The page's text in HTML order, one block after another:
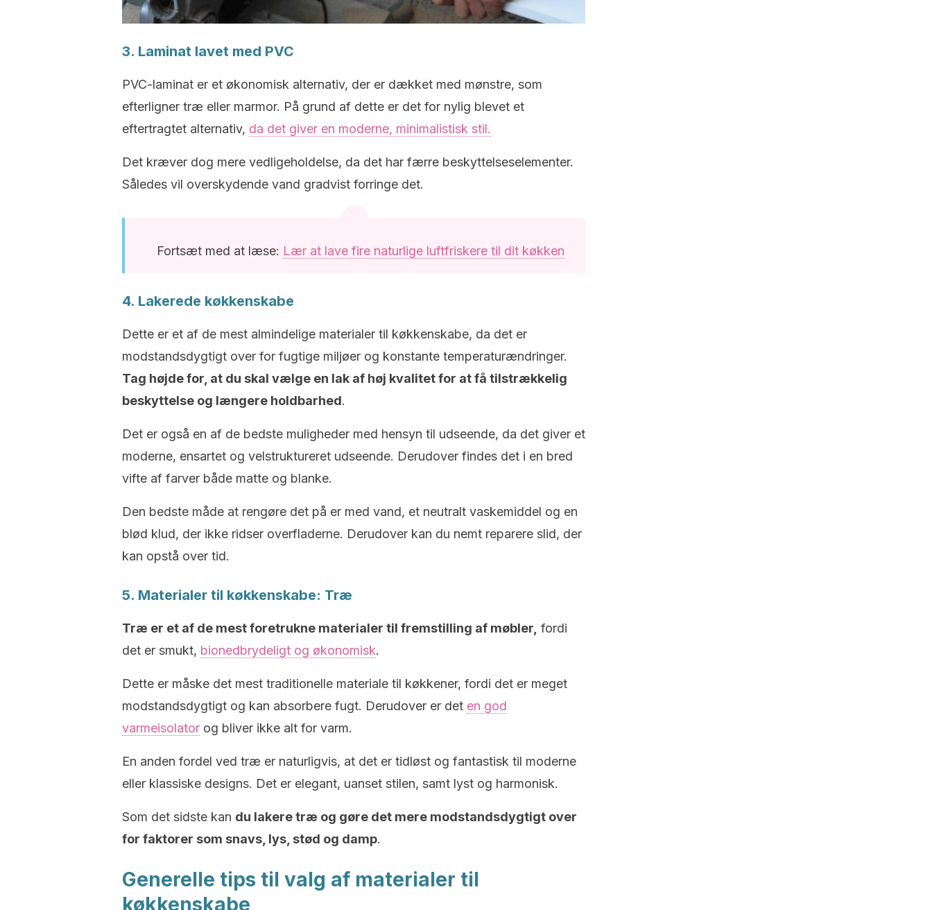
3. Laminat lavet med PVC
PVC-laminat er et økonomisk alternativ, der er dækket med mønstre, som
efterligner træ eller marmor. På grund af dette er det for nylig blevet et
eftertragtet alternativ, da det giver en moderne, minimalistisk stil.
Det kræver dog mere vedligeholdelse, da det har færre beskyttelseselementer.
Således vil overskydende vand gradvist forringe det.
Fortsæt med at læse: Lær at lave fire naturlige luftfriskere til dit køkken
4. Lakerede køkkenskabe
Dette er et af de mest almindelige materialer til køkkenskabe, da det er
modstandsdygtigt over for fugtige miljøer og konstante temperaturændringer.
Tag højde for, at du skal vælge en lak af høj kvalitet for at få tilstrækkelig
beskyttelse og længere holdbarhed.
Det er også en af de bedste muligheder med hensyn til udseende, da det giver et
moderne, ensartet og velstruktureret udseende. Derudover findes det i en bred
vifte af farver både matte og blanke.
Den bedste måde at rengøre det på er med vand, et neutralt vaskemiddel og en
blød klud, der ikke ridser overfladerne. Derudover kan du nemt reparere slid, der
kan opstå over tid.
5. Materialer til køkkenskabe: Træ
Træ er et af de mest foretrukne materialer til fremstilling af møbler, fordi
det er smukt, bionedbrydeligt og økonomisk.
Dette er måske det mest traditionelle materiale til køkkener, fordi det er meget
modstandsdygtigt og kan absorbere fugt. Derudover er det en god
varmeisolator og bliver ikke alt for varm.
En anden fordel ved træ er naturligvis, at det er tidløst og fantastisk til moderne
eller klassiske designs. Det er elegant, uanset stilen, samt lyst og harmonisk.
Som det sidste kan du lakere træ og gøre det mere modstandsdygtigt over
for faktorer som snavs, lys, stød og damp.
Generelle tips til valg af materialer til
køkkenskabe